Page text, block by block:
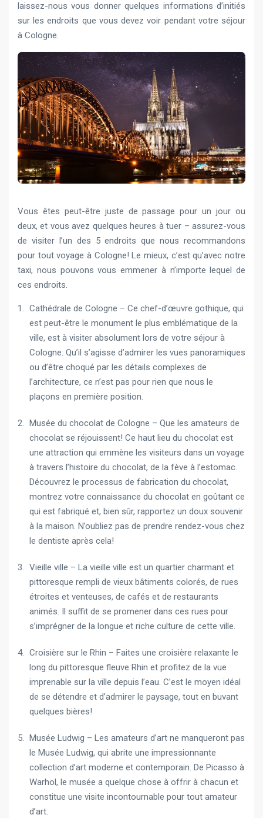
laissez-nous vous donner quelques informations d’initiés
sur les endroits que vous devez voir pendant votre séjour
à Cologne.
Vous êtes peut-être juste de passage pour un jour ou
deux, et vous avez quelques heures à tuer – assurez-vous
de visiter l’un des 5 endroits que nous recommandons
pour tout voyage à Cologne! Le mieux, c’est qu’avec notre
taxi, nous pouvons vous emmener à n’importe lequel de
ces endroits.
Cathédrale de Cologne – Ce chef-d’œuvre gothique, qui
est peut-être le monument le plus emblématique de la
ville, est à visiter absolument lors de votre séjour à
Cologne. Qu’il s’agisse d’admirer les vues panoramiques
ou d’être choqué par les détails complexes de
l’architecture, ce n’est pas pour rien que nous le
plaçons en première position.
Musée du chocolat de Cologne – Que les amateurs de
chocolat se réjouissent! Ce haut lieu du chocolat est
une attraction qui emmène les visiteurs dans un voyage
à travers l’histoire du chocolat, de la fève à l’estomac.
Découvrez le processus de fabrication du chocolat,
montrez votre connaissance du chocolat en goûtant ce
qui est fabriqué et, bien sûr, rapportez un doux souvenir
à la maison. N’oubliez pas de prendre rendez-vous chez
le dentiste après cela!
Vieille ville – La vieille ville est un quartier charmant et
pittoresque rempli de vieux bâtiments colorés, de rues
étroites et venteuses, de cafés et de restaurants
animés. Il suffit de se promener dans ces rues pour
s’imprégner de la longue et riche culture de cette ville.
Croisière sur le Rhin – Faites une croisière relaxante le
long du pittoresque fleuve Rhin et profitez de la vue
imprenable sur la ville depuis l’eau. C’est le moyen idéal
de se détendre et d’admirer le paysage, tout en buvant
quelques bières!
Musée Ludwig – Les amateurs d’art ne manqueront pas
le Musée Ludwig, qui abrite une impressionnante
collection d’art moderne et contemporain. De Picasso à
Warhol, le musée a quelque chose à offrir à chacun et
constitue une visite incontournable pour tout amateur
d’art.